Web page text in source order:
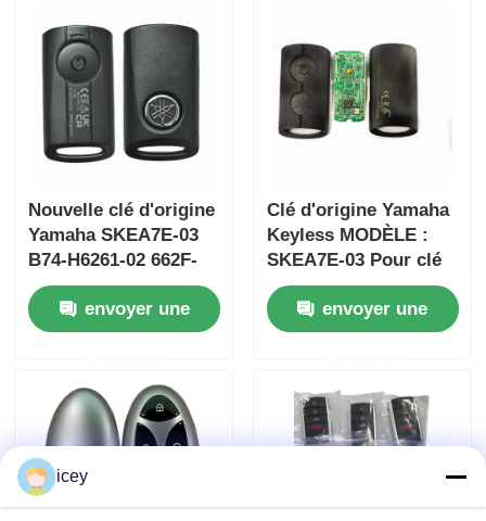
Nouvelle clé d'origine
Yamaha SKEA7E-03
B74-H6261-02 662F-
SKEA7D03
envoyer une
Clé d'origine Yamaha
Keyless MODÈLE :
SKEA7E-03 Pour clé
intelligente à distance
Yamaha B74-H6261-
02/662F-SKEA7D03
envoyer une
icey